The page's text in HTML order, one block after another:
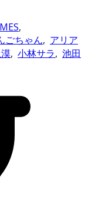
,
ごちゃん, アリア
, 小林サラ, 池田